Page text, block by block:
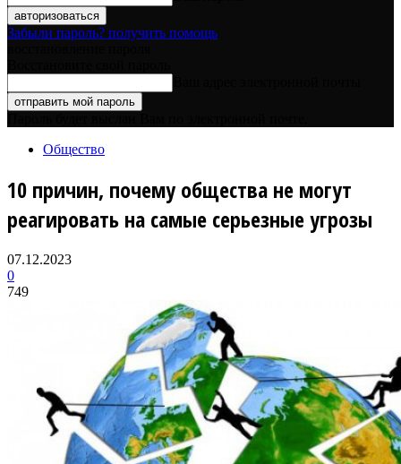
Забыли пароль? получить помощь
Общество
10 причин, почему общества не могут
реагировать на самые серьезные угрозы
07.12.2023
0
749